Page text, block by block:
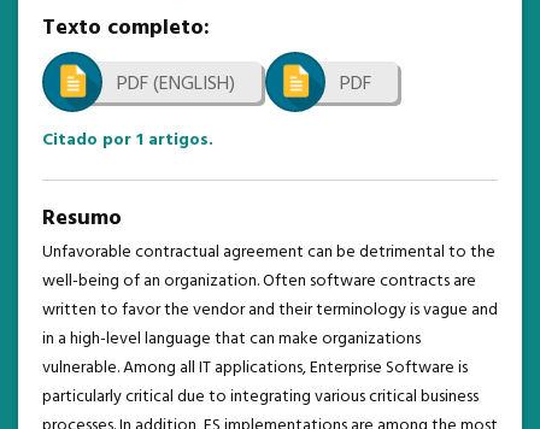
NOTÍCIAS
ESTATÍSTICAS
TEMPLATE
Texto completo:
PDF (ENGLISH) PDF
Citado por1 artigos.
Resumo
Unfavorable contractual agreement can be detrimental to the
well-being of an organization. Often software contracts are
written to favor the vendor and their terminology is vague and
in a high-level language that can make organizations
vulnerable. Among all IT applications, Enterprise Software is
particularly critical due to integrating various critical business